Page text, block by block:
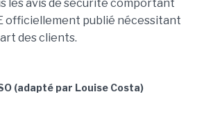
les avis de sécurité comportant
officiellement publié nécessitant
des clients.
(adapté par Louise Costa)